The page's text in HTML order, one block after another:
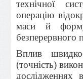
технічної
операцію
маси й
безперервного
Вплив
(точність)
дослідженнях